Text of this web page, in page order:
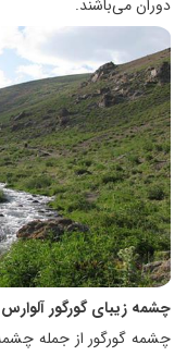
دوران می‌باشند.
چشمه زیبای گورگور آلوارس
چشمه گورگور از جمله